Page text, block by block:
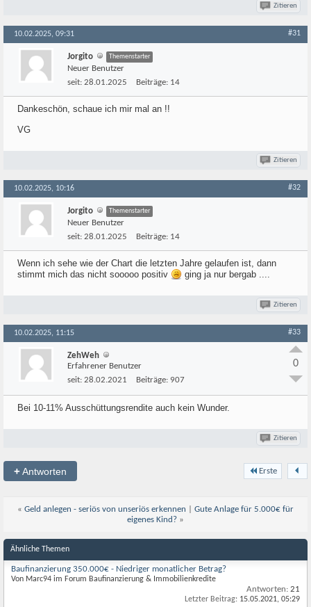
Zitieren
10.02.2025, 09:31 #31
Jorgito Themenstarter
Neuer Benutzer
seit: 28.01.2025 Beiträge: 14
Dankeschön, schaue ich mir mal an !!
VG
Zitieren
10.02.2025, 10:16 #32
Jorgito Themenstarter
Neuer Benutzer
seit: 28.01.2025 Beiträge: 14
Wenn ich sehe wie der Chart die letzten Jahre gelaufen ist, dann
stimmt mich das nicht sooooo positiv
ging ja nur bergab ....
Zitieren
10.02.2025, 11:15 #33
ZehWeh
Erfahrener Benutzer
seit: 28.02.2021 Beiträge: 907
0
Bei 10-11% Ausschüttungsrendite auch kein Wunder.
Zitieren
+Antworten Erste
« Geld anlegen - seriös von unseriös erkennen
Gute Anlage für 5.000€ für
eigenes Kind? »
Ähnliche Themen
Baufinanzierung 350.000€ - Niedriger monatlicher Betrag?
Von Marc94 im Forum Baufinanzierung & Immobilienkredite
Antworten: 21
Letzter Beitrag: 15.05.2021, 05:29